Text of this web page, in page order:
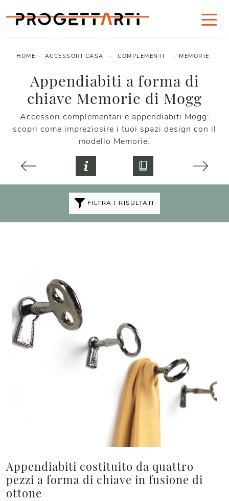
HOME - ACCESSORI CASA - COMPLEMENTI - MEMORIE
Appendiabiti a forma di
chiave Memorie di Mogg
Accessori complementari e appendiabiti Mogg:
scopri come impreziosire i tuoi spazi design con il
modello Memorie.
FILTRA I RISULTATI
Appendiabiti costituito da quattro
pezzi a forma di chiave in fusione di
ottone